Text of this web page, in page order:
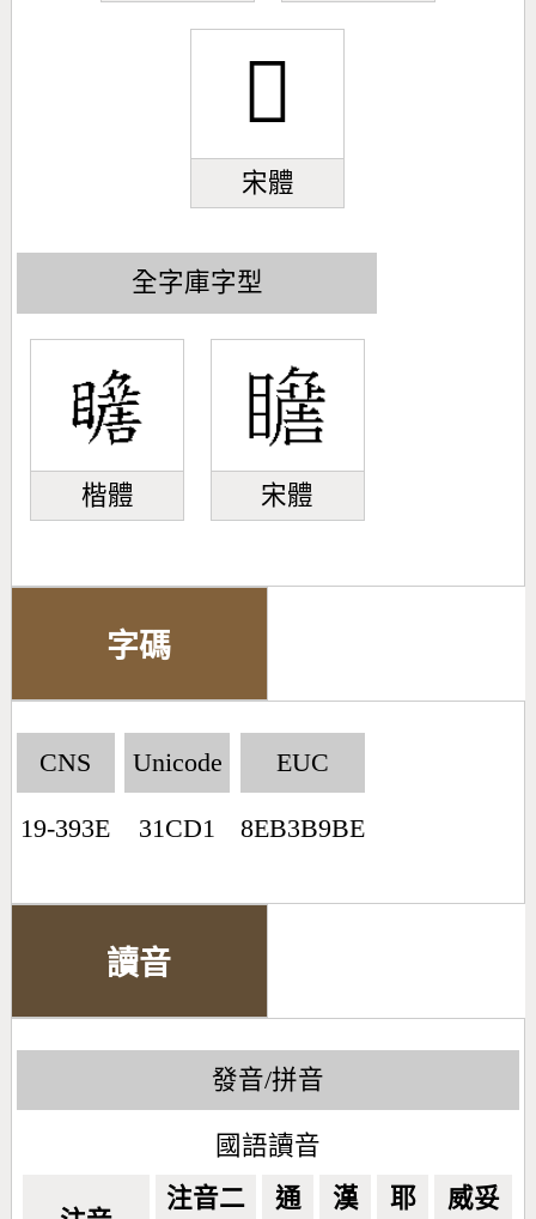
𱳑
宋體
全字庫字型
楷體 宋體
字碼
CNS
19-393E
Unicode
31CD1
EUC
8EB3B9BE
讀音
發音/拼音
國語讀音
注音二 通 漢 耶 威妥